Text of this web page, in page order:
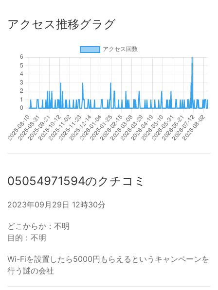
アクセス推移グラグ
05054971594のクチコミ
2023年09月29日 12時30分
どこからか：不明
目的：不明
Wi-Fiを設置したら5000円もらえるというキャンペーンを
行う謎の会社